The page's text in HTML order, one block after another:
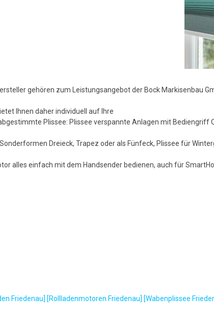
gehören zum Leistungsangebot der Bock Markisenbau
Ihnen daher individuell auf Ihre
Plissee: Plissee verspannte Anlagen mit Bediengriff
Dreieck, Trapez oder als Fünfeck, Plissee für
alles einfach mit dem Handsender bedienen, auch für
Friedenau] [Rollladenmotoren Friedenau] [Wabenplissee